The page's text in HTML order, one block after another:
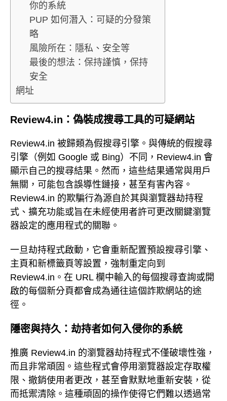
你的系統
PUP 如何潛入：可疑的分發策
略
風險所在：隱私、安全等
最後的想法：保持謹慎，保持
安全
網址
Review4.in：偽裝成搜尋工具的可疑網站
Review4.in 被歸類為假搜尋引擎。與傳統的假搜尋
引擎（例如 Google 或 Bing）不同，Review4.in 會
顯示自己的搜尋結果。然而，這些結果通常與用戶
無關，可能包含誤導性鏈接，甚至有害內容。
Review4.in 的欺騙行為源自於其與瀏覽器劫持程
式、擴充功能或旨在未經使用者許可更改關鍵瀏覽
器設定的應用程式的關聯。
一旦劫持程式啟動，它會重新配置預設搜尋引擎、
主頁和新標籤頁等設置，強制重定向到
Review4.in。在 URL 欄中輸入的每個搜尋查詢或開
啟的每個新分頁都會成為通往這個詐欺網站的途
徑。
隱密與持久：劫持者如何入侵你的系統
推廣 Review4.in 的瀏覽器劫持程式不僅破壞性強，
而且非常頑固。這些程式會停用瀏覽器設定存取權
限、撤銷使用者更改，甚至會默默地重新安裝，從
而抵禦清除。這種頑固的操作使得它們難以透過常